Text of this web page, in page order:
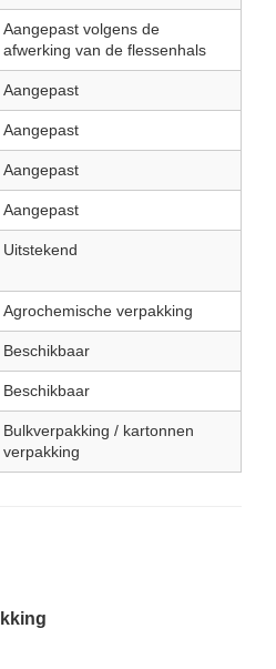
Aangepast volgens de
afwerking van de flessenhals
Aangepast
Aangepast
Aangepast
Aangepast
Uitstekend
Agrochemische verpakking
Beschikbaar
Beschikbaar
Bulkverpakking / kartonnen
verpakking